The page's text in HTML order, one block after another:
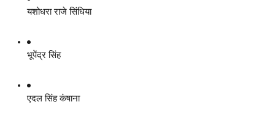
यशोधरा राजे सिंधिया
भूपेंद्र सिंह
एदल सिंह कंषाना